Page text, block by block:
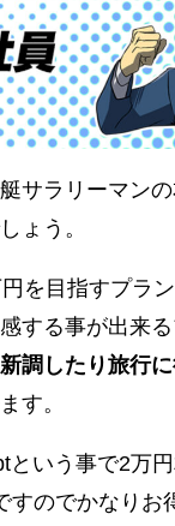
サラリーマン
ょう。
を目指すプラ
する事が出来る
調したり旅行
す。
という事で2万
すのでかなりお